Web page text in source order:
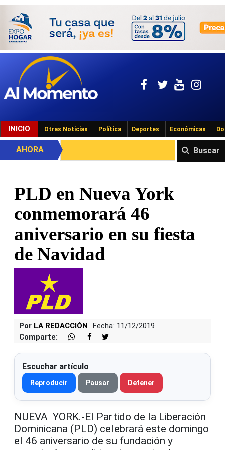
INICIO Otras Noticias Política Deportes Económicas
Buscar
AHORA
PLD en Nueva York
conmemorará 46
aniversario en su fiesta
de Navidad
Por LA REDACCIÓN
Fecha: 11/12/2019
Comparte:
Escuchar artículo
Reproducir Pausar Detener
NUEVA YORK.-El Partido de la Liberación
Dominicana (PLD) celebrará este domingo
el 46 aniversario de su fundación y